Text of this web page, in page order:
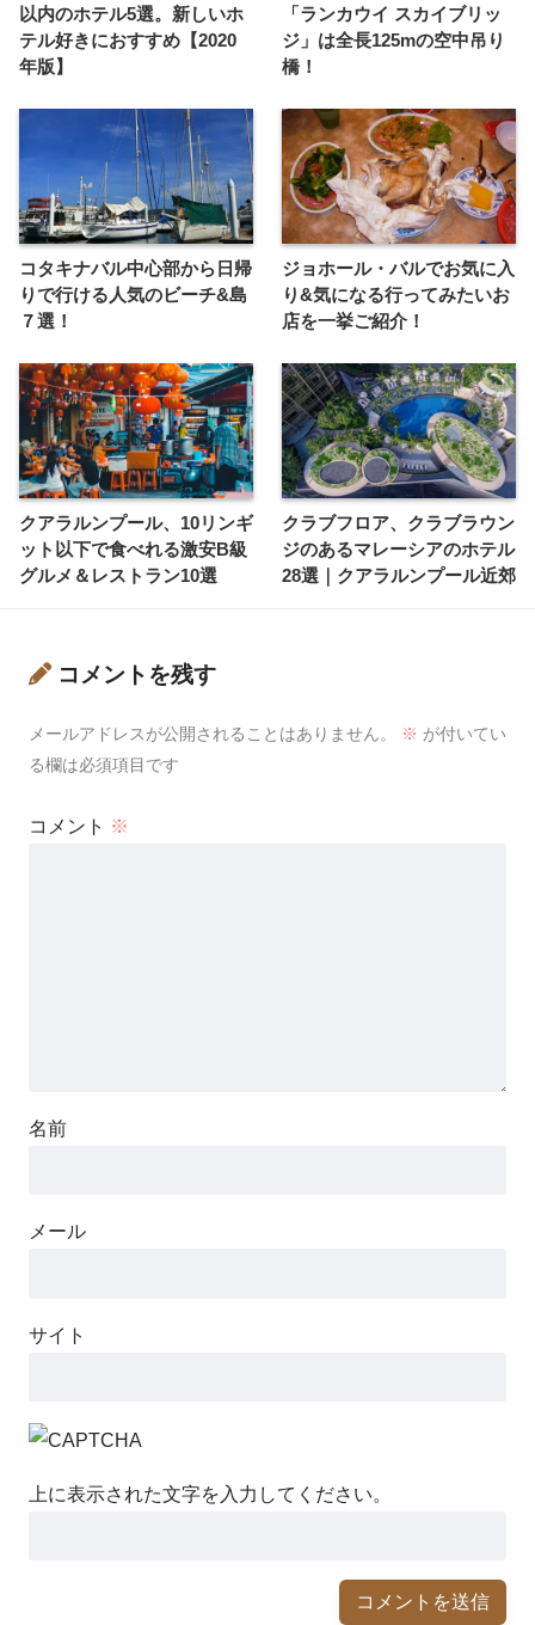
以内のホテル5選。新しいホ
テル好きにおすすめ【2020
年版】
「ランカウイ スカイブリッ
ジ」は全長125mの空中吊り
橋！
コタキナバル中心部から日帰
りで行ける人気のビーチ&島
７選！
ジョホール・バルでお気に入
り&気になる行ってみたいお
店を一挙ご紹介！
クアラルンプール、10リンギ
ット以下で食べれる激安B級
グルメ＆レストラン10選
クラブフロア、クラブラウン
ジのあるマレーシアのホテル
28選｜クアラルンプール近郊
コメントを残す
メールアドレスが公開されることはありません。 ※ が付いてい
る欄は必須項目です
コメント ※
名前
メール
サイト
上に表示された文字を入力してください。